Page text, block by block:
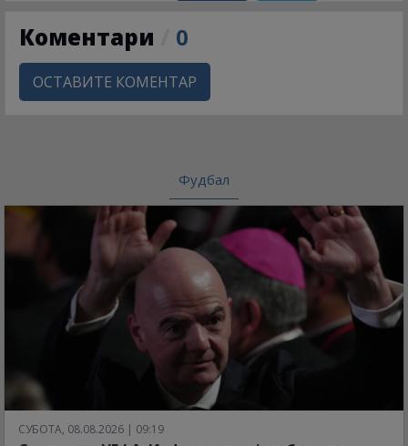
Коментари 0
ОСТАВИТЕ КОМЕНТАР
Фудбал
СУБОТА, 08.08.2026 | 09:19